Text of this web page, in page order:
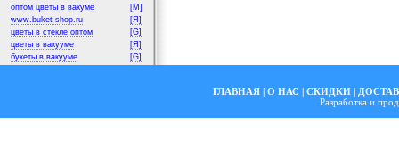
оптом цветы в вакуме
[M]
www.buket-shop.ru
[Я]
цветы в стекле оптом
[G]
цветы в вакууме
[Я]
букеты в вакууме
[G]
ГЛАВНАЯ | О НАС | СКИДКИ |
Разработка и